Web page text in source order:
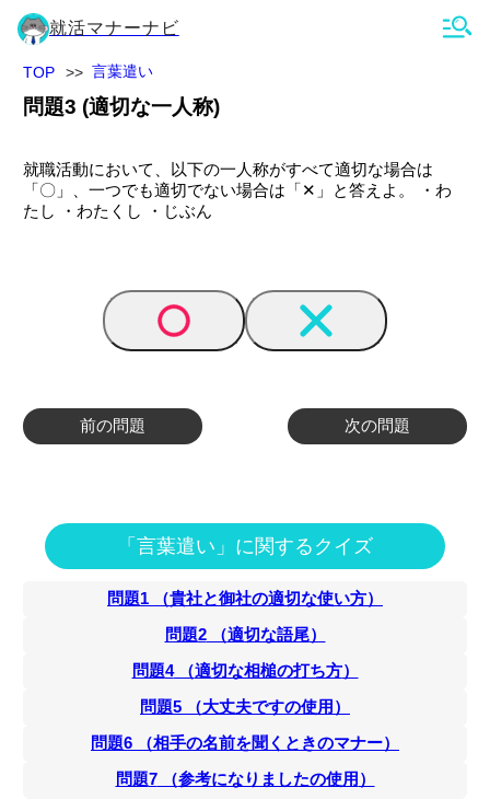
就活マナーナビ
TOP 言葉遣い
問題3 (適切な一人称)
就職活動において、以下の一人称がすべて適切な場合は
「〇」、一つでも適切でない場合は「✕」と答えよ。 ・わ
たし ・わたくし ・じぶん
前の問題 次の問題
「言葉遣い」に関するクイズ
問題1 （貴社と御社の適切な使い方）
問題2（適切な語尾）
問題4（適切な相槌の打ち方）
問題5 （大丈夫ですの使用 ）
問題6 （相手の名前を聞くときのマナー）
問題7（参考になりましたの使用 ）